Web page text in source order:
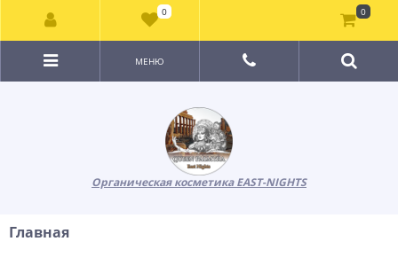
Органическая косметика EAST-NIGHTS
МЕНЮ
Главная
0 0